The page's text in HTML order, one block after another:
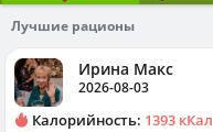
Лучшие рационы
Ирина Макс
2026-08-03
Калорийность: 1393 кКал